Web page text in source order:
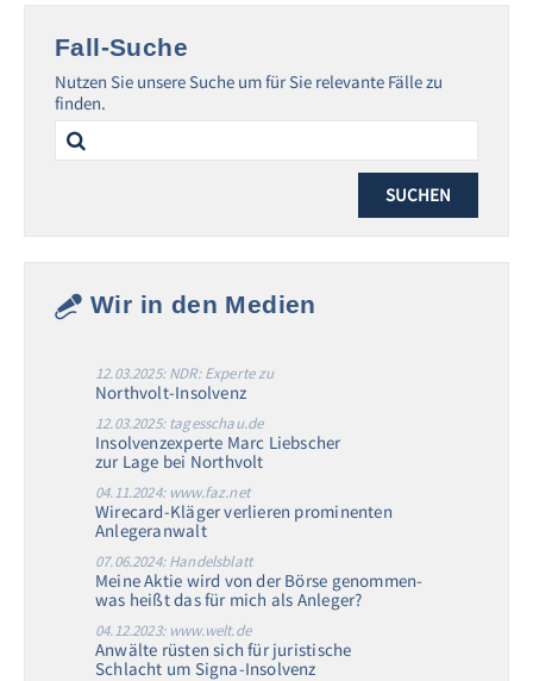
Fall-Suche
Nutzen Sie unsere Suche um für Sie relevante Fälle zu
finden.
Search
for:
Wir in den Medien
12.03.2025: NDR: Experte zu
Northvolt-Insolvenz
12.03.2025: tagesschau.de
Insolvenzexperte Marc Liebscher
zur Lage bei Northvolt
04.11.2024: www.faz.net
Wirecard-Kläger verlieren prominenten
Anlegeranwalt
07.06.2024: Handelsblatt
Meine Aktie wird von der Börse genommen-
was heißt das für mich als Anleger?
04.12.2023: www.welt.de
Anwälte rüsten sich für juristische
Schlacht um Signa-Insolvenz